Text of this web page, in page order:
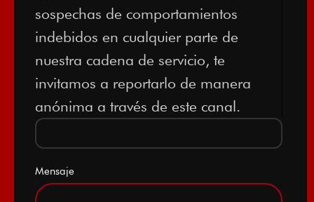
sospechas de comportamientos
indebidos en cualquier parte de
nuestra cadena de servicio, te
invitamos a reportarlo de manera
anónima a través de este canal.
Mensaje